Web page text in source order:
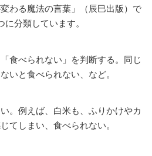
わる魔法の言葉」（辰巳出版）で
分類しています。
食べられない」を判断する。同じ
いと食べられない、など。
。例えば、白米も、ふりかけやカ
てしまい、食べられない。